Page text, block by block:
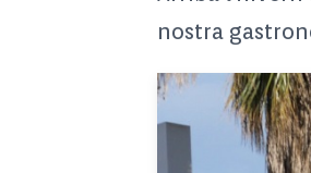
nostra